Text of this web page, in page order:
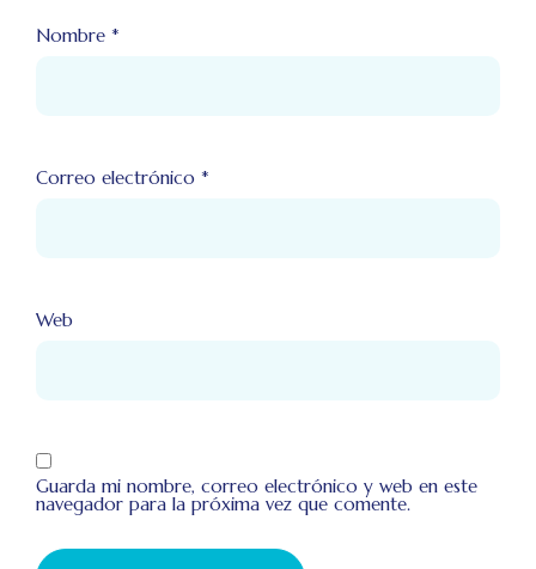
Nombre *
Correo electrónico *
Web
Guarda mi nombre, correo electrónico y web en este
navegador para la próxima vez que comente.